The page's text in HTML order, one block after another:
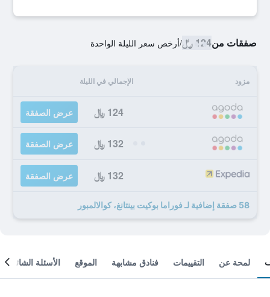
صفقات من124 ﷼ /أرخص سعر الليلة الواحدة
مزود الإجمالي في الليلة
124 ﷼ عرض الصفقة
132 ﷼ عرض الصفقة
132 ﷼ عرض الصفقة
58 صفقة إضافية لـ فوراما بوكيت بينتانغ، كوالالمبور
لمحة عن التقييمات فنادق مشابهة الموقع الأسئلة الشائعة